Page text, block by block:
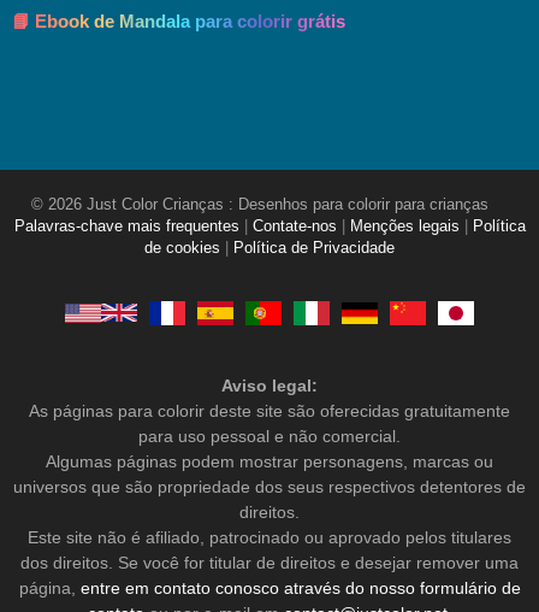
📘 Ebook de Mandala para colorir grátis
© 2026 Just Color Crianças : Desenhos para colorir para crianças
Palavras-chave mais frequentes
Contate-nos Menções legais
Política
de cookies
Política de Privacidade
Aviso legal:
As páginas para colorir deste site são oferecidas gratuitamente
para uso pessoal e não comercial.
Algumas páginas podem mostrar personagens, marcas ou
universos que são propriedade dos seus respectivos detentores de
direitos.
Este site não é afiliado, patrocinado ou aprovado pelos titulares
dos direitos. Se você for titular de direitos e desejar remover uma
página, entre em contato conosco através do nosso formulário de